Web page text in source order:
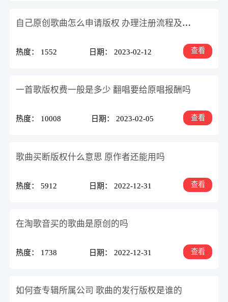
自己原创歌曲怎么申请版权 办理注册流程及费用是多少
热度： 1552 日期： 2023-02-12 查看
一首歌版权费一般是多少 翻唱要给原唱报酬吗
热度： 10008 日期： 2023-02-05 查看
歌曲买断版权什么意思 原作者还能用吗
热度： 5912 日期： 2022-12-31 查看
在淘歌音买的歌曲是原创的吗
热度： 1738 日期： 2022-12-31 查看
如何查专辑所属公司 歌曲的发行版权是谁的